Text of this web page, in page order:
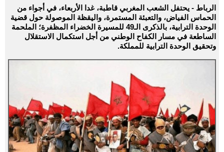
الرباط - يحتفل الشعب المغربي قاطبة، غدا الأربعاء، في أجواء من
الحماس الفياض، والتعبئة المستمرة، واليقظة الموصولة حول قضية
الوحدة الترابية، بالذكرى الـ49 للمسيرة الخضراء المظفرة؛ الملحمة
الساطعة في مسار الكفاح الوطني من أجل استكمال الاستقلال
وتحقيق الوحدة الترابية للمملكة.